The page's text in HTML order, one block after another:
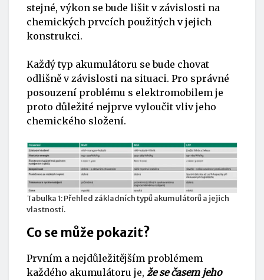
stejné, výkon se bude lišit v závislosti na
chemických prvcích použitých v jejich
konstrukci.
Každý typ akumulátoru se bude chovat
odlišně v závislosti na situaci. Pro správné
posouzení problému s elektromobilem je
proto důležité nejprve vyloučit vliv jeho
chemického složení.
Tabulka 1: Přehled základních typů akumulátorů a jejich
vlastností.
Co se může pokazit?
Prvním a nejdůležitějším problémem
každého akumulátoru je, že se časem jeho